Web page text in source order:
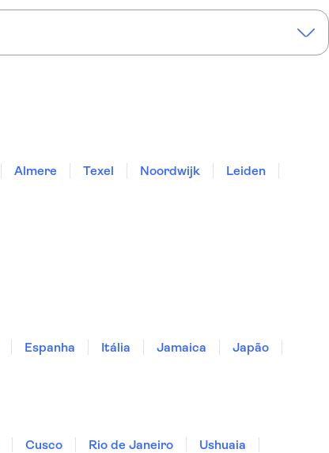
Almere Texel Noordwijk
Leiden
Espanha Itália Jamaica
Japão
Cusco Rio de Janeiro
Ushuaia